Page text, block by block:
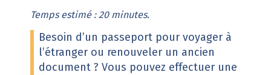
Temps estimé : 20 minutes.
Besoin d’un passeport pour voyager à
l’étranger ou renouveler un ancien
document ? Vous pouvez effectuer une